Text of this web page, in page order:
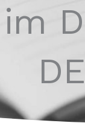
im